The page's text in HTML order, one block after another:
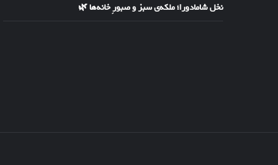
نخل شامادورا؛ ملکه‌ی سبز و صبورِ خانه‌ها 🌿